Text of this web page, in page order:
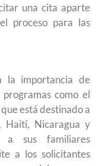
una cita aparte
proceso para las
la importancia de
como el
está destinado a
Haití, Nicaragua y
a sus familiares
a los solicitantes